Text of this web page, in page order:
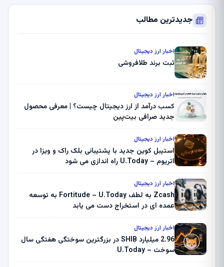
جدیدترین مطالب
اخبار ارز دیجیتال
ثبت برند طلافروشی
اخبار ارز دیجیتال
کسب درآمد از ارز دیجیتال چیست؟ | معرفی محصول
جدید صرافی بیت‌پین
اخبار ارز دیجیتال
استیبل کوین جدید با پشتیبانی بلک راک و ویزا در
اتریوم – U.Today راه اندازی می شود
اخبار ارز دیجیتال
Zcash به لطف Fortitude – U.Today به توسعه
عمده ای در استخراج دست می یابد
اخبار ارز دیجیتال
2.96 میلیارد SHIB در بزرگترین سوختگی هفتگی سال
سوخت – U.Today